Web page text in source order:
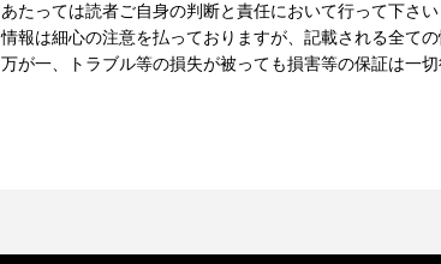
あたっては読者ご自身の判断と責任において行って下さ
情報は細心の注意を払っておりますが、記載される全て
万が一、トラブル等の損失が被っても損害等の保証は一